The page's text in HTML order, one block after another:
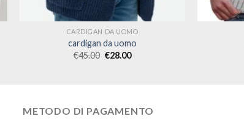
CARDIGAN DA UOMO
cardigan da uomo
€45.00 €28.00
METODO DI PAGAMENTO